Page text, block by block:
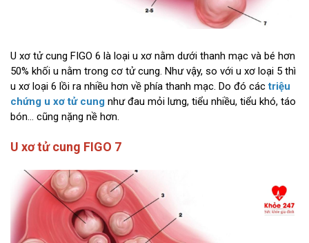
U xơ tử cung FIGO 6 là loại u xơ nằm dưới thanh mạc và bé hơn
50% khối u nằm trong cơ tử cung. Như vậy, so với u xơ loại 5 thì
u xơ loại 6 lồi ra nhiều hơn về phía thanh mạc. Do đó cáctriệu
chứng u xơ tử cung như đau mỏi lưng, tiểu nhiều, tiểu khó, táo
bón… cũng nặng nề hơn.
U xơ tử cung FIGO 7